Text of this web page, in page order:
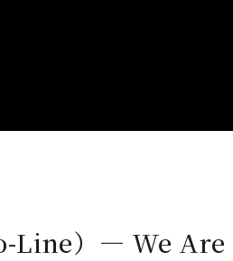
Line）— We Are